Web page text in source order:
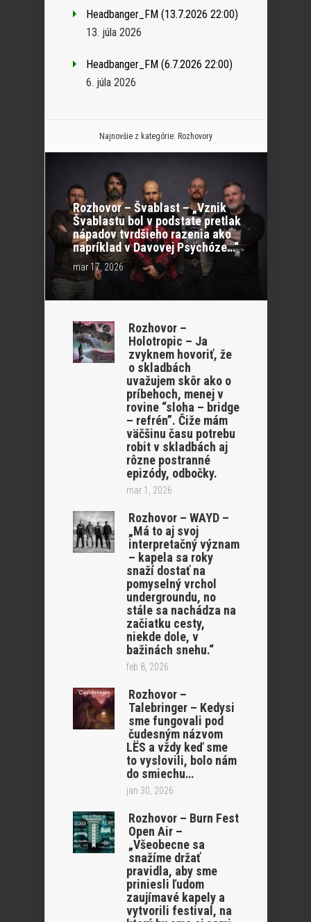
Headbanger_FM (13.7.2026 22:00)
13. júla 2026
Headbanger_FM (6.7.2026 22:00)
6. júla 2026
Najnovšie z kategórie: Rozhovory
Rozhovor – Švablast – „Vznik
Švablastu bol v podstate pretlak
nápadov tvrdšieho razenia ako
napríklad v Davovej Psychóze…“
mar 17, 2026
Rozhovor –
Holotropic – Ja
zvyknem hovoriť, že
o skladbách
uvažujem skôr ako o
príbehoch, menej v
rovine “sloha – bridge
– refrén”. Čiže mám
väčšinu času potrebu
robit v skladbách aj
rôzne postranné
epizódy, odbočky.
mar 1, 2026
Rozhovor – WAYD –
„Má to aj svoj
interpretačný význam
– kapela sa roky
snaží dostať na
pomyselný vrchol
undergroundu, no
stále sa nachádza na
začiatku cesty,
niekde dole, v
bažinách snehu.“
feb 8, 2026
Rozhovor –
Talebringer – Kedysi
sme fungovali pod
čudesným názvom
LËS a vždy keď sme
to vyslovili, bolo nám
do smiechu…
jan 30, 2026
Rozhovor – Burn Fest
Open Air –
„Všeobecne sa
snažíme držať
pravidla, aby sme
priniesli ľudom
zaujímavé kapely a
vytvorili festival, na